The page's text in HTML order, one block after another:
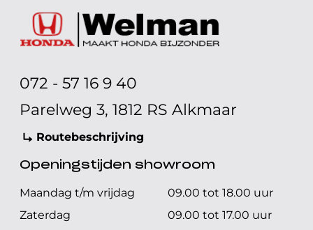
072 - 57 16 9 40
Parelweg 3, 1812 RS Alkmaar
Routebeschrijving
Openingstijden showroom
Maandag t/m vrijdag
09.00 tot 18.00 uur
Zaterdag
09.00 tot 17.00 uur